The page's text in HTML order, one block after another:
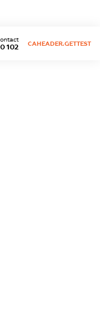
102 CAHEADER.GETTEST